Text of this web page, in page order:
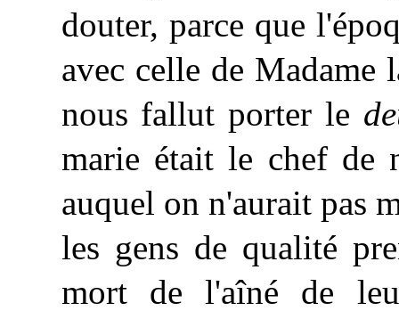
douter, parce que
avec celle de Madame
nous fallut porter le
marie était le chef de
auquel on n'aurait pas
les gens de qualité
mort de l'aîné de